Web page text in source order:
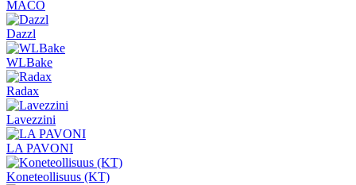
MACO
Dazzl
WLBake
Radax
Lavezzini
LA PAVONI
Koneteollisuus (KT)